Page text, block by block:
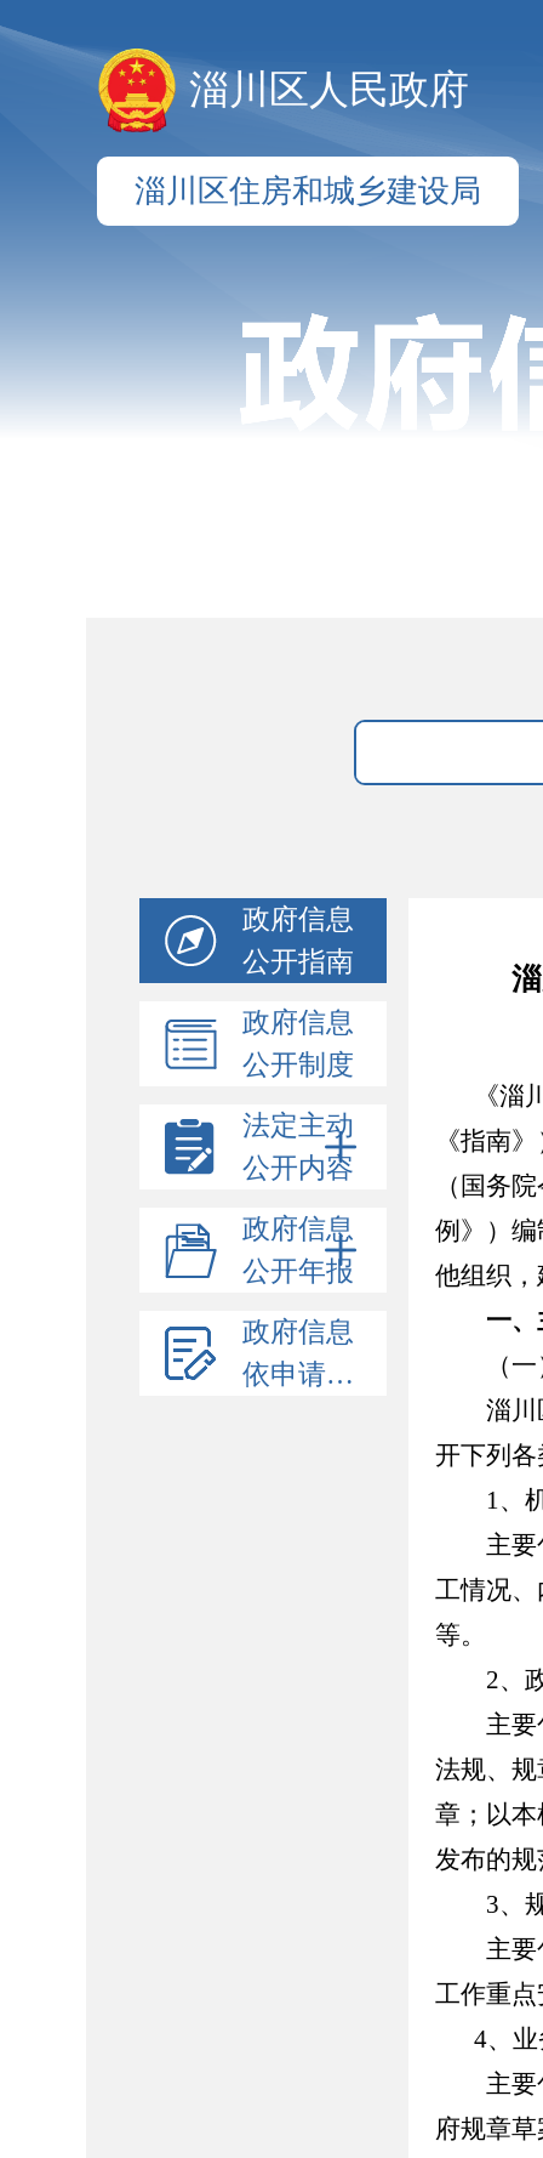
淄川区人民政府
淄川区住房和城乡建设局
政府信息
公开指南
政府信息
公开制度
法定主动
公开内容
政府信息
公开年报
政府信息
依申请公开
《
《指南
（国务
例》）编
他组织
一
（一）
淄川区
开下列
1、机
主要包
工情况
等。
2、政
主要包
法规、
章；以
发布的
3、规
主要包
工作重
4、
主要包
府规章